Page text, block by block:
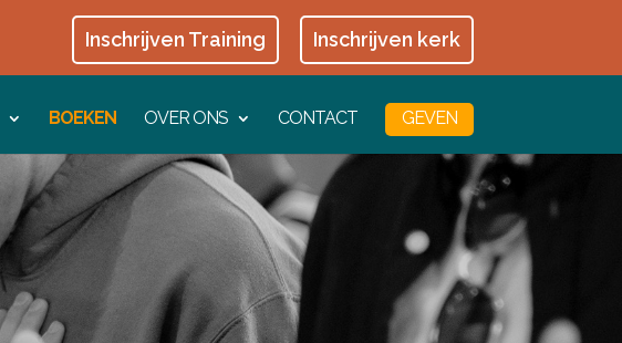
Inschrijven Training Inschrijven kerk
BOEKEN OVER ONS CONTACT GEVEN